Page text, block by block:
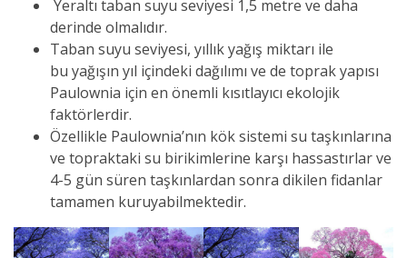
Yeraltı taban suyu seviyesi 1,5 metre ve daha
derinde olmalıdır.
Taban suyu seviyesi, yıllık yağış miktarı ile
bu yağışın yıl içindeki dağılımı ve de toprak yapısı
Paulownia için en önemli kısıtlayıcı ekolojik
faktörlerdir.
Özellikle Paulownia’nın kök sistemi su taşkınlarına
ve topraktaki su birikimlerine karşı hassastırlar ve
4-5 gün süren taşkınlardan sonra dikilen fidanlar
tamamen kuruyabilmektedir.